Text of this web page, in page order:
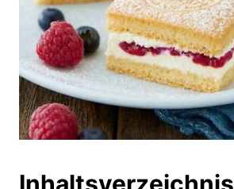
Inhaltsverzeichnis